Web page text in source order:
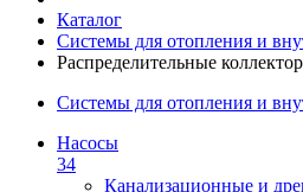
Каталог
Системы для отопления и
Распределительные
Системы для отопления и
Насосы
34
Канализационные и